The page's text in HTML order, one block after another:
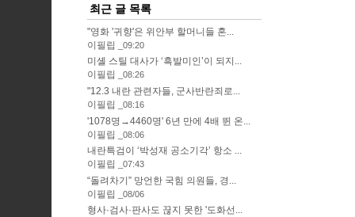
최근 글 목록
"영화 '귀향'은 위안부 할머니들 혼...
이필립
09:20
미셸 스틸 대사가 ‘흑발미인’이 되지...
이필립
08:26
"12.3 내란 관련자들, 군사반란죄로...
이필립
08:16
'1078명→4460명' 6년 만에 4배 뛴 온...
이필립
08:06
내란특검이 ‘박성재 공소기각’ 항소 ...
이필립
07:43
“돌려차기” 망언한 국힘 의원들, 경...
이필립
08/06
형사·검사·판사도 끊지 못한 '도화선...